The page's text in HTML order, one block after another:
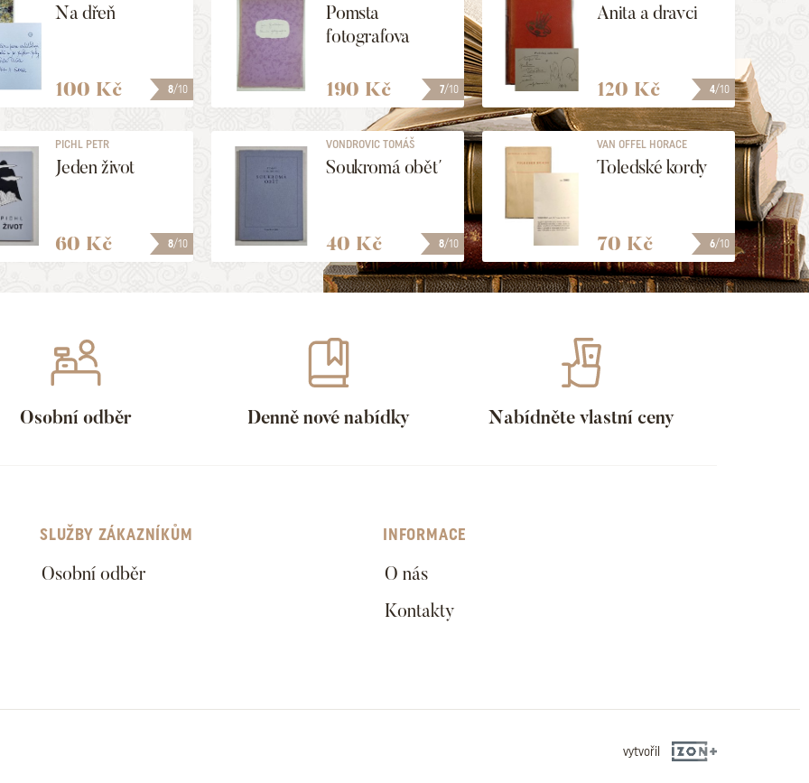
8/10
Na dřeň
100 Kč 7/10
Pomsta
fotografova
190 Kč 4/10
Anita a dravci
120 Kč
8/10
PICHL PETR
Jeden život
60 Kč 8/10
VONDROVIC TOMÁŠ
Soukromá oběť
40 Kč 6/10
VAN OFFEL HORACE
Toledské kordy
70 Kč
Osobní odběr Denně nové nabídky Nabídněte vlastní ceny
SLUŽBY ZÁKAZNÍKŮM
Osobní odběr
INFORMACE
O nás
Kontakty
vytvořil